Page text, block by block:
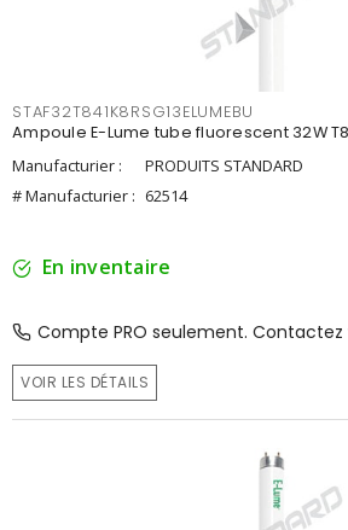
STAF32T841K8RSG13ELUMEBU
Ampoule E-Lume tube fluorescent 32W T8
Manufacturier :
PRODUITS STANDARD
# Manufacturier : 62514
En inventaire
Compte PRO seulement.
VOIR LES DÉTAILS